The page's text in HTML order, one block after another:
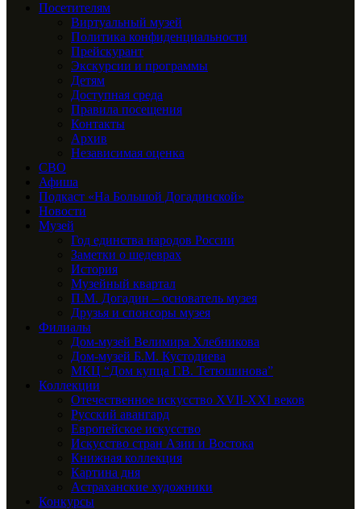
Посетителям
Виртуальный музей
Политика конфиденциальности
Прейскурант
Экскурсии и программы
Детям
Доступная среда
Правила посещения
Контакты
Архив
Независимая оценка
СВО
Афиша
Подкаст «На Большой Догадинской»
Новости
Музей
Год единства народов России
Заметки о шедеврах
История
Музейный квартал
П.М. Догадин – основатель музея
Друзья и спонсоры музея
Филиалы
Дом-музей Велимира Хлебникова
Дом-музей Б.М. Кустодиева
МКЦ “Дом купца Г.В. Тетюшинова”
Коллекции
Отечественное искусство XVII-XXI веков
Русский авангард
Европейское искусство
Искусство стран Азии и Востока
Книжная коллекция
Картина дня
Астраханские художники
Конкурсы